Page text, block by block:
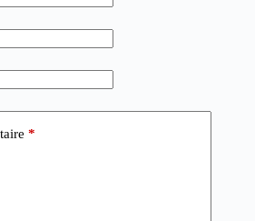
*